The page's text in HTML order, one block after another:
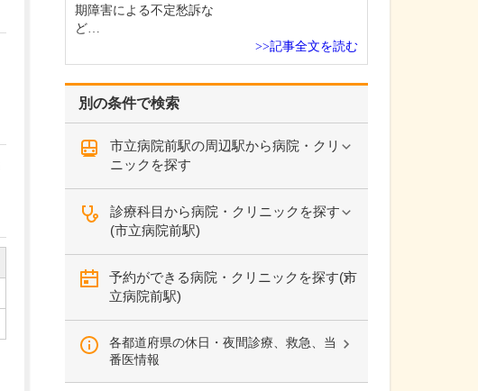
別の条件で検索
市立病院前駅の周辺駅から病院・クリ
ニックを探す
診療科目から病院・クリニックを探す
(市立病院前駅)
予約ができる病院・クリニックを探す(市
立病院前駅)
各都道府県の休日・夜間診療、救急、当
番医情報
期障害による不定愁訴な
ど…
>>記事全文を読む